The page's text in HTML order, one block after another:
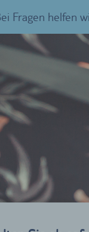
Fragen helfen